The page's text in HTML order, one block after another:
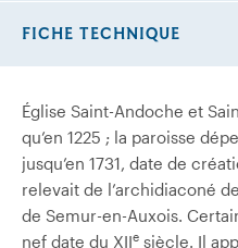
Église Saint-Andoche et
qu’en 1225 ; la paroisse
jusqu’en 1731, date de
relevait de l’archidiaconé
de Semur-en-Auxois.
nef date du XIIe siècle. Il
FICHE TECHNIQUE